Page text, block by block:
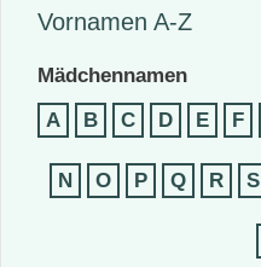
Vornamen A-Z
Mädchennamen
A
B C D E F
N O P Q R S